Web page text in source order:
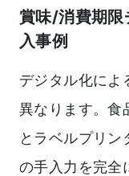
賞味/消費期限
入事例
デジタル化によ
異なります。食
とラベルプリ
の手入力を完全